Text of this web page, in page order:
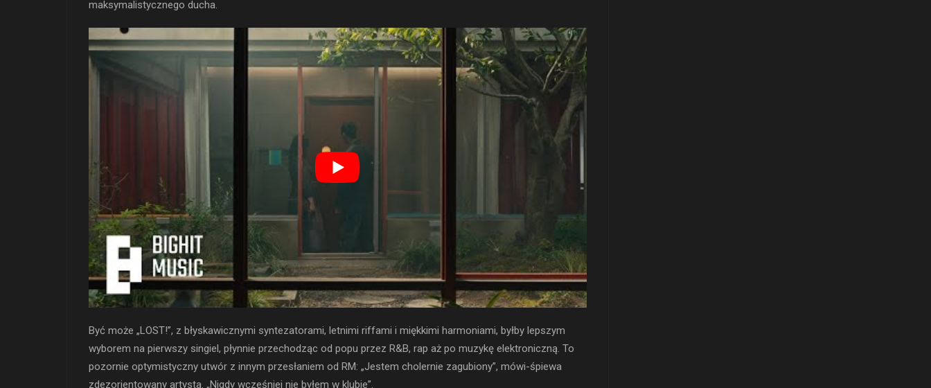
maksymalistycznego ducha.
Być może „LOST!”, z błyskawicznymi syntezatorami, letnimi riffami i miękkimi harmoniami, byłby lepszym
wyborem na pierwszy singiel, płynnie przechodząc od popu przez R&B, rap aż po muzykę elektroniczną. To
pozornie optymistyczny utwór z innym przesłaniem od RM: „Jestem cholernie zagubiony”, mówi-śpiewa
zdezorientowany artysta. „Nigdy wcześniej nie byłem w klubie”.